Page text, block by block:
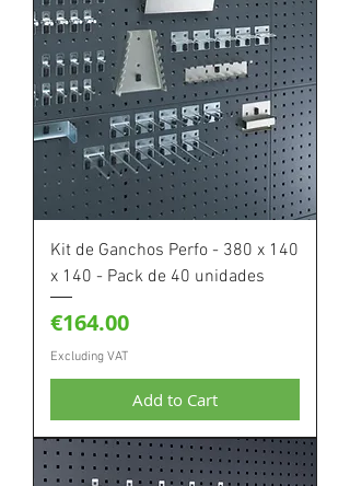
Kit de Ganchos Perfo - 380 x 140
x 140 - Pack de 40 unidades
Price
€164.00
Excluding VAT
Add to Cart